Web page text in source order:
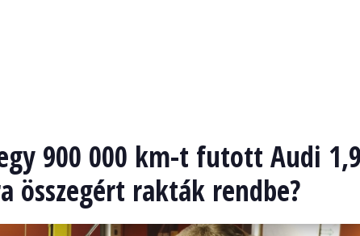
900 000 km-t futott Audi
összegért rakták rendbe?